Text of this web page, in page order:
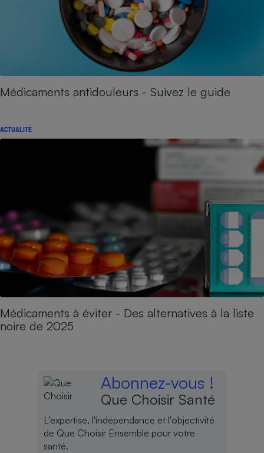
Médicaments antidouleurs - Suivez le guide
ACTUALITÉ
Médicaments à éviter - Des alternatives à la liste
noire de 2025
Abonnez-vous !
Que Choisir Santé
L'expertise, l'indépendance et l'objectivité
de Que Choisir Ensemble pour votre
santé.